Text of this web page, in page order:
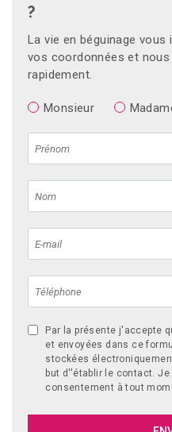
?
La vie en béguinage
vos coordonnées et
rapidement.
Monsieur
Par la présente j'accepte
et envoyées dans ce
stockées
but d''établir le contact.
consentement à tout